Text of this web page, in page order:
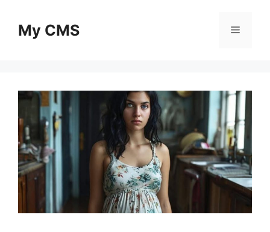
contentMy CMS Menu